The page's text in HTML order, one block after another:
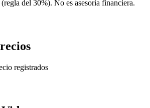
del 30%). No es asesoría financiera.
registrados